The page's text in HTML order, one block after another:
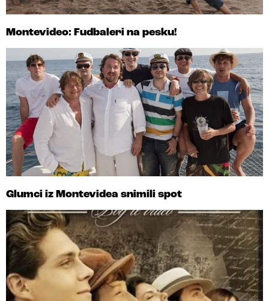
Montevideo: Fudbaleri na pesku!
Glumci iz Montevidea snimili spot